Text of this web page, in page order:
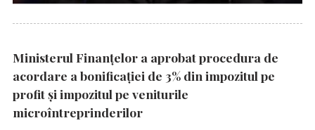
Ministerul Finanțelor a aprobat procedura de
acordare a bonificației de 3% din impozitul pe
profit și impozitul pe veniturile
microîntreprinderilor